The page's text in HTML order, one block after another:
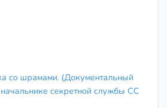
со шрамами. (Документальный
секретной службы СС